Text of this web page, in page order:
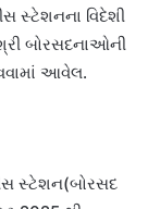
સ્ટેશનના વિદેશી
બોરસદનાઓની
આવેલ.
સ્ટેશન(બોરસદ